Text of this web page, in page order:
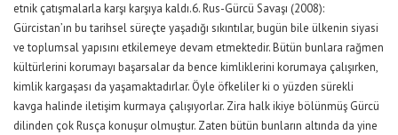
etnik çatışmalarla karşı karşıya kaldı.6. Rus-Gürcü Savaşı (2008):
Gürcistan’ın bu tarihsel süreçte yaşadığı sıkıntılar, bugün bile ülkenin siyasi
ve toplumsal yapısını etkilemeye devam etmektedir. Bütün bunlara rağmen
kültürlerini korumayı başarsalar da bence kimliklerini korumaya çalışırken,
kimlik kargaşası da yaşamaktadırlar. Öyle öfkeliler ki o yüzden sürekli
kavga halinde iletişim kurmaya çalışıyorlar. Zira halk ikiye bölünmüş Gürcü
dilinden çok Rusça konuşur olmuştur. Zaten bütün bunların altında da yine